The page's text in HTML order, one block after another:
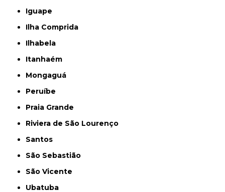
Iguape
Ilha Comprida
Ilhabela
Itanhaém
Mongaguá
Peruíbe
Praia Grande
Riviera de São Lourenço
Santos
São Sebastião
São Vicente
Ubatuba